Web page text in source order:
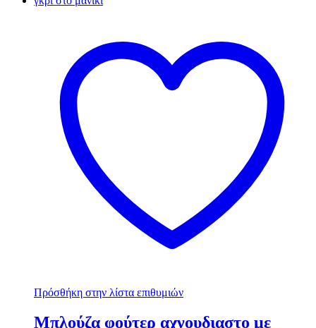
Πρόσθήκη στην λίστα επιθυμιών
Μπλούζα φούτερ αχνουδιαστο με